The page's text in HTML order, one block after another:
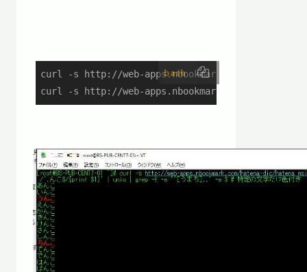
bash
curl -s http://web-apps.nbookmark.com/hatena-
curl -s http://web-apps.nbookmark.com/hatena-